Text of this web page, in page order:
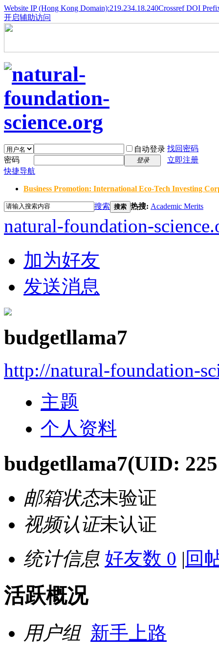
Website IP (Hong Kong Domain):219.234.18.240Crossref DOI
开启辅助访问
自动登录 找回密码
密码
登录
立即注册
快捷导航
Business Promotion: International Eco-Tech Investing
搜索 搜索 热搜: Academic Merits
natural-foundation-
加为好友
发送消息
budgetllama7
http://natural-foundation-
主题
个人资料
budgetllama7(UID:
邮箱状态未验证
视频认证未认证
统计信息 好友数 0 | 回
活跃概况
用户组 新手上路